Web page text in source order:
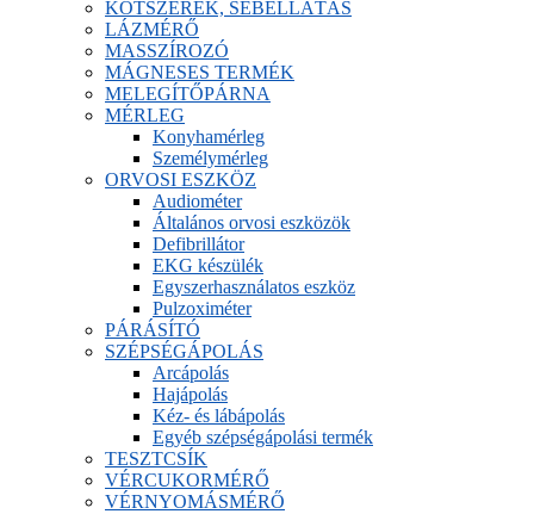
KÖTSZEREK, SEBELLÁTÁS
LÁZMÉRŐ
MASSZÍROZÓ
MÁGNESES TERMÉK
MELEGÍTŐPÁRNA
MÉRLEG
Konyhamérleg
Személymérleg
ORVOSI ESZKÖZ
Audiométer
Általános orvosi eszközök
Defibrillátor
EKG készülék
Egyszerhasználatos eszköz
Pulzoximéter
PÁRÁSÍTÓ
SZÉPSÉGÁPOLÁS
Arcápolás
Hajápolás
Kéz- és lábápolás
Egyéb szépségápolási termék
TESZTCSÍK
VÉRCUKORMÉRŐ
VÉRNYOMÁSMÉRŐ